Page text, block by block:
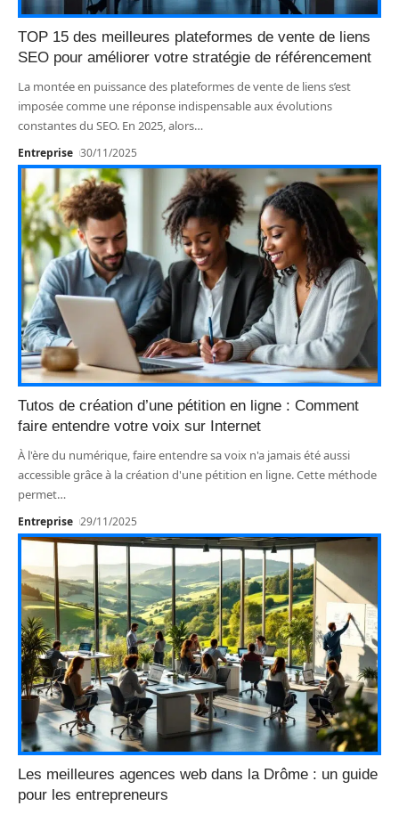
TOP 15 des meilleures plateformes de vente de liens
SEO pour améliorer votre stratégie de référencement
La montée en puissance des plateformes de vente de liens s’est
imposée comme une réponse indispensable aux évolutions
constantes du SEO. En 2025, alors…
Entreprise 30/11/2025
Tutos de création d’une pétition en ligne : Comment
faire entendre votre voix sur Internet
À l'ère du numérique, faire entendre sa voix n'a jamais été aussi
accessible grâce à la création d'une pétition en ligne. Cette méthode
permet…
Entreprise 29/11/2025
Les meilleures agences web dans la Drôme : un guide
pour les entrepreneurs